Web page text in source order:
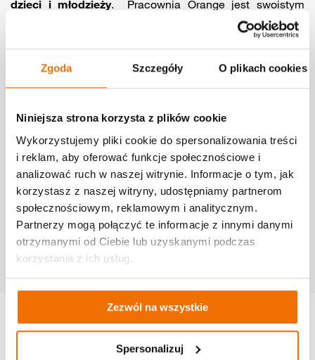
Zgoda Szczegóły O plikach cookies
Niniejsza strona korzysta z plików cookie
Wykorzystujemy pliki cookie do spersonalizowania treści
i reklam, aby oferować funkcje społecznościowe i
analizować ruch w naszej witrynie. Informacje o tym, jak
korzystasz z naszej witryny, udostępniamy partnerom
społecznościowym, reklamowym i analitycznym.
Partnerzy mogą połączyć te informacje z innymi danymi
otrzymanymi od Ciebie lub uzyskanymi podczas
korzystania z ich usług.
Zezwól na wszystkie
Spersonalizuj
dzieci i młodzieży. Pracownia Orange jest swoistym
centrum wolontariatu. Miejscem, w którym działa
wolontariusz – Latarnik PCRS oraz Mobilny Doradca
konsultacje ekspertów, organizację warsztatów i szkoleń,
promocję podnoszenia kompetencji cyfrowych podczas
Gwarantujemy:
Otwartość
R ozwój
Animację
Naukę
Grywalizację
Edukację
Aktualności